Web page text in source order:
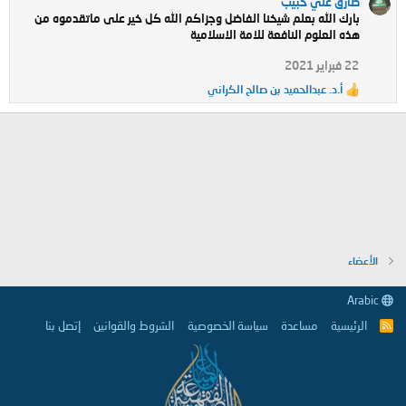
بارك الله بعلم شيخنا الفاضل وجزاكم الله كل خير على ماتقدموه من
هذه العلوم النافعة للامة الاسلامية
22 فبراير 2021
ا
ل
أ.د. عبدالحميد بن صالح الكراني
الأعضاء
R
الرئيسية مساعدة سياسة الخصوصية الشروط والقوانين إتصل بنا